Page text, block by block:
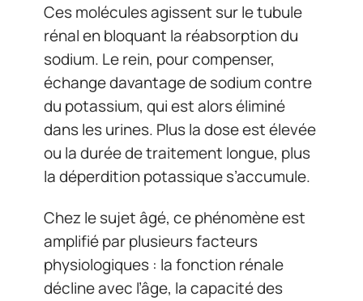
Ces molécules agissent sur le tubule
rénal en bloquant la réabsorption du
sodium. Le rein, pour compenser,
échange davantage de sodium contre
du potassium, qui est alors éliminé
dans les urines. Plus la dose est élevée
ou la durée de traitement longue, plus
la déperdition potassique s’accumule.
Chez le sujet âgé, ce phénomène est
amplifié par plusieurs facteurs
physiologiques : la fonction rénale
décline avec l’âge, la capacité des